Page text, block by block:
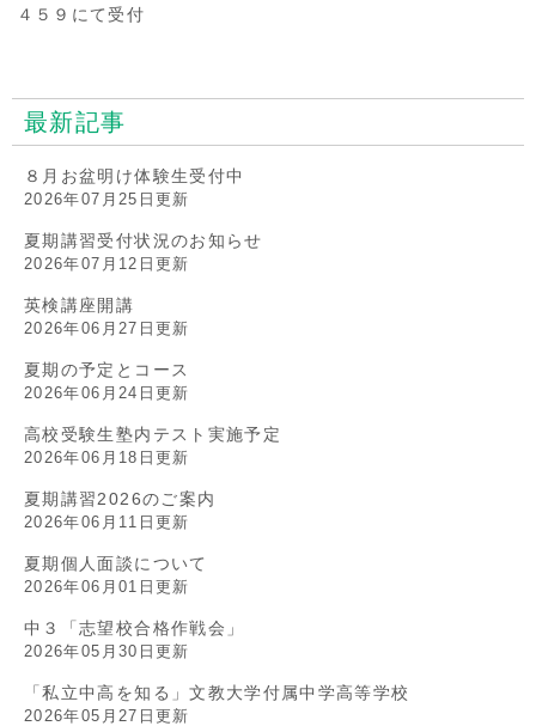
４５９にて受付
最新記事
８月お盆明け体験生受付中
2026年07月25日更新
夏期講習受付状況のお知らせ
2026年07月12日更新
英検講座開講
2026年06月27日更新
夏期の予定とコース
2026年06月24日更新
高校受験生塾内テスト実施予定
2026年06月18日更新
夏期講習2026のご案内
2026年06月11日更新
夏期個人面談について
2026年06月01日更新
中３「志望校合格作戦会」
2026年05月30日更新
「私立中高を知る」文教大学付属中学高等学校
2026年05月27日更新